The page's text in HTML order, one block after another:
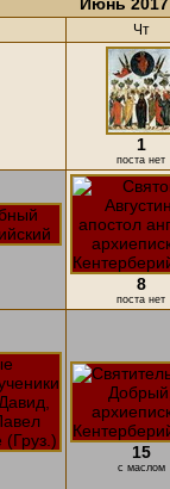
Чт
1
поста нет
8
поста нет
15
с маслом